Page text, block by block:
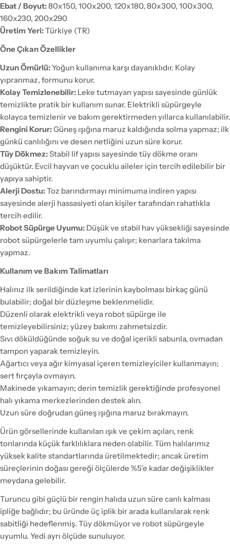
Ebat / Boyut:80x150, 100x200, 120x180, 80x300, 100x300,
160x230, 200x290
Üretim Yeri:Türkiye (TR)
Öne Çıkan Özellikler
Uzun Ömürlü:Yoğun kullanıma karşı dayanıklıdır. Kolay
yıpranmaz, formunu korur.
Kolay Temizlenebilir: Leke tutmayan yapısı sayesinde günlük
temizlikte pratik bir kullanım sunar. Elektrikli süpürgeyle
kolayca temizlenir ve bakım gerektirmeden yıllarca kullanılabilir.
Rengini Korur:Güneş ışığına maruz kaldığında solma yapmaz; ilk
günkü canlılığını ve desen netliğini uzun süre korur.
Tüy Dökmez:Stabil lif yapısı sayesinde tüy dökme oranı
düşüktür. Evcil hayvan ve çocuklu aileler için tercih edilebilir bir
yapıya sahiptir.
Alerji Dostu:Toz barındırmayı minimuma indiren yapısı
sayesinde alerji hassasiyeti olan kişiler tarafından rahatlıkla
tercih edilir.
Robot Süpürge Uyumu: Düşük ve stabil hav yüksekliği sayesinde
robot süpürgelerle tam uyumlu çalışır; kenarlara takılma
yapmaz.
Kullanım ve Bakım Talimatları
Halınız ilk serildiğinde kat izlerinin kaybolması birkaç günü
bulabilir; doğal bir düzleşme beklenmelidir.
Düzenli olarak elektrikli veya robot süpürge ile
temizleyebilirsiniz; yüzey bakımı zahmetsizdir.
Sıvı döküldüğünde soğuk su ve doğal içerikli sabunla, ovmadan
tampon yaparak temizleyin.
Ağartıcı veya ağır kimyasal içeren temizleyiciler kullanmayın;
sert fırçayla ovmayın.
Makinede yıkamayın; derin temizlik gerektiğinde profesyonel
halı yıkama merkezlerinden destek alın.
Uzun süre doğrudan güneş ışığına maruz bırakmayın.
Ürün görsellerinde kullanılan ışık ve çekim açıları, renk
tonlarında küçük farklılıklara neden olabilir. Tüm halılarımız
yüksek kalite standartlarında üretilmektedir; ancak üretim
süreçlerinin doğası gereği ölçülerde %5'e kadar değişiklikler
meydana gelebilir.
Turuncu gibi güçlü bir rengin halıda uzun süre canlı kalması
ipliğe bağlıdır; bu üründe üç iplik bir arada kullanılarak renk
sabitliği hedeflenmiş. Tüy dökmüyor ve robot süpürgeyle
uyumlu. Yedi ayrı ölçüde sunuluyor.